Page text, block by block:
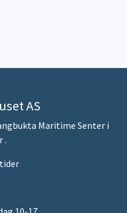
AS
Maritime Senter i
.